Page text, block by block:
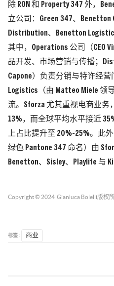
除 RON 和 Property 347 外，
立公司： Green 347、
Distribution、Benetton
其中，Operations 公司（CEO
品开发、市场营销与传播；
Capone）负责分销与特许经营
Logistics（由 Matteo Miele 领
流。Sforza 尤其重视电商业务
13%，而全球平均水平接近
上占比提升至 20%-25%。此外
绿色 Pantone 347 命名）由
Benetton、Sisley、Playlife 与
Copyright © 2024 Gianluca Bolelli 版权
标签 : 商业